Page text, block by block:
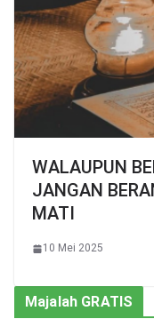
WALAUPUN
JANGAN
MATI
10 Mei 2025
Majalah GRATIS